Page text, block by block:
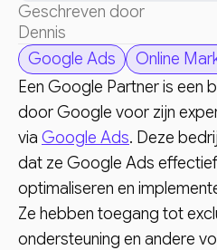
Geschreven door
Dennis
Google Ads
Online
Een Google Partner is
door Google voor zijn
via Google Ads. Deze
dat ze Google Ads
optimaliseren en
Ze hebben toegang tot
ondersteuning en andere